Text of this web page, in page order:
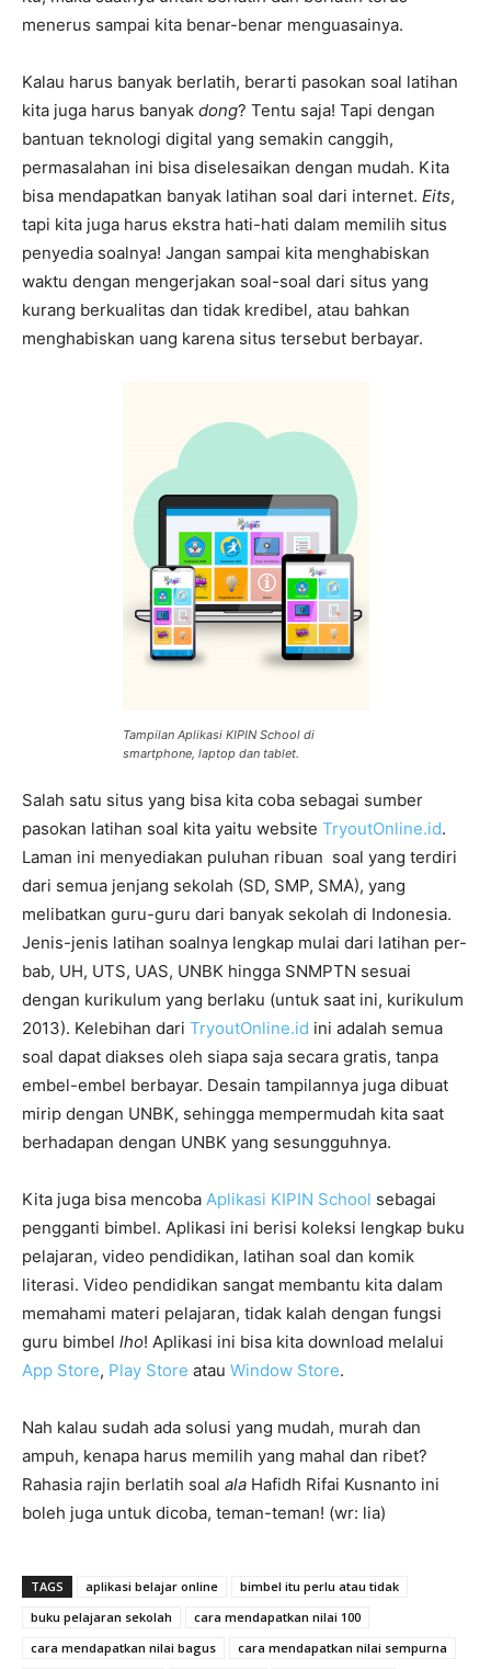
menerus sampai kita benar-benar menguasainya.
Kalau harus banyak berlatih, berarti pasokan soal latihan
kita juga harus banyak dong? Tentu saja! Tapi dengan
bantuan teknologi digital yang semakin canggih,
permasalahan ini bisa diselesaikan dengan mudah. Kita
bisa mendapatkan banyak latihan soal dari internet. Eits,
tapi kita juga harus ekstra hati-hati dalam memilih situs
penyedia soalnya! Jangan sampai kita menghabiskan
waktu dengan mengerjakan soal-soal dari situs yang
kurang berkualitas dan tidak kredibel, atau bahkan
menghabiskan uang karena situs tersebut berbayar.
Tampilan Aplikasi KIPIN School di
smartphone, laptop dan tablet.
Salah satu situs yang bisa kita coba sebagai sumber
pasokan latihan soal kita yaitu website TryoutOnline.id.
Laman ini menyediakan puluhan ribuan soal yang terdiri
dari semua jenjang sekolah (SD, SMP, SMA), yang
melibatkan guru-guru dari banyak sekolah di Indonesia.
Jenis-jenis latihan soalnya lengkap mulai dari latihan per-
bab, UH, UTS, UAS, UNBK hingga SNMPTN sesuai
dengan kurikulum yang berlaku (untuk saat ini, kurikulum
2013). Kelebihan dari TryoutOnline.id ini adalah semua
soal dapat diakses oleh siapa saja secara gratis, tanpa
embel-embel berbayar. Desain tampilannya juga dibuat
mirip dengan UNBK, sehingga mempermudah kita saat
berhadapan dengan UNBK yang sesungguhnya.
Kita juga bisa mencoba Aplikasi KIPIN School sebagai
pengganti bimbel. Aplikasi ini berisi koleksi lengkap buku
pelajaran, video pendidikan, latihan soal dan komik
literasi. Video pendidikan sangat membantu kita dalam
memahami materi pelajaran, tidak kalah dengan fungsi
guru bimbel lho! Aplikasi ini bisa kita download melalui
App Store, Play Store atau Window Store.
Nah kalau sudah ada solusi yang mudah, murah dan
ampuh, kenapa harus memilih yang mahal dan ribet?
Rahasia rajin berlatih soal ala Hafidh Rifai Kusnanto ini
boleh juga untuk dicoba, teman-teman! (wr: lia)
TAGS aplikasi belajar online
bimbel itu perlu atau tidak
buku pelajaran sekolah
cara mendapatkan nilai 100
cara mendapatkan nilai bagus
cara mendapatkan nilai sempurna